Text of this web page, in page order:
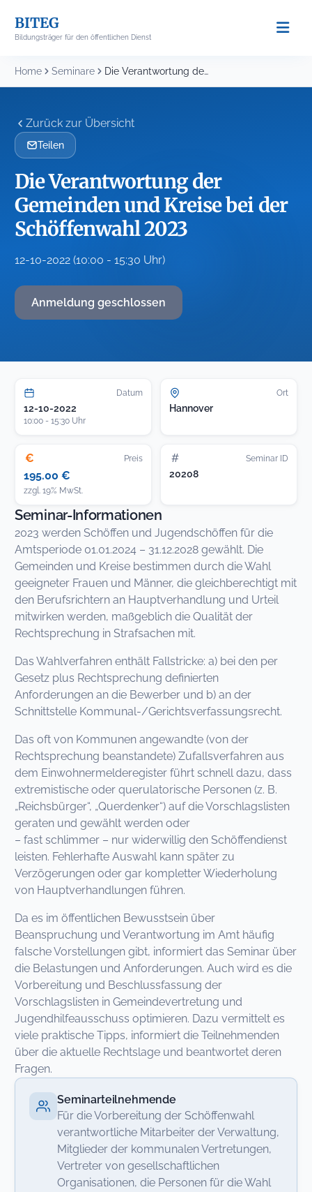
content
BITEG
Bildungsträger für den öffentlichen Dienst
Home Seminare Die Verantwortung der Gemeinden und Kreise bei der...
Zurück zur Übersicht
Teilen
Die Verantwortung der
Gemeinden und Kreise bei der
Schöffenwahl 2023
12-10-2022 (10:00 - 15:30 Uhr)
Anmeldung geschlossen
Datum
12-10-2022
10:00 - 15:30 Uhr
Ort
Hannover
€ Preis
195.00 €
zzgl. 19% MwSt.
# Seminar ID
20208
Seminar-Informationen
2023 werden Schöffen und Jugendschöffen für die
Amtsperiode 01.01.2024 – 31.12.2028 gewählt. Die
Gemeinden und Kreise bestimmen durch die Wahl
geeigneter Frauen und Männer, die gleichberechtigt mit
den Berufsrichtern an Hauptverhandlung und Urteil
mitwirken werden, maßgeblich die Qualität der
Rechtsprechung in Strafsachen mit.
Das Wahlverfahren enthält Fallstricke: a) bei den per
Gesetz plus Rechtsprechung definierten
Anforderungen an die Bewerber und b) an der
Schnittstelle Kommunal-/Gerichtsverfassungsrecht.
Das oft von Kommunen angewandte (von der
Rechtsprechung beanstandete) Zufallsverfahren aus
dem Einwohnermelderegister führt schnell dazu, dass
extremistische oder querulatorische Personen (z. B.
„Reichsbürger“, „Querdenker“) auf die Vorschlagslisten
geraten und gewählt werden oder
– fast schlimmer – nur widerwillig den Schöffendienst
leisten. Fehlerhafte Auswahl kann später zu
Verzögerungen oder gar kompletter Wiederholung
von Hauptverhandlungen führen.
Da es im öffentlichen Bewusstsein über
Beanspruchung und Verantwortung im Amt häufig
falsche Vorstellungen gibt, informiert das Seminar über
die Belastungen und Anforderungen. Auch wird es die
Vorbereitung und Beschlussfassung der
Vorschlagslisten in Gemeindevertretung und
Jugendhilfeausschuss optimieren. Dazu vermittelt es
viele praktische Tipps, informiert die Teilnehmenden
über die aktuelle Rechtslage und beantwortet deren
Fragen.
Seminarteilnehmende
Für die Vorbereitung der Schöffenwahl
verantwortliche Mitarbeiter der Verwaltung,
Mitglieder der kommunalen Vertretungen,
Vertreter von gesellschaftlichen
Organisationen, die Personen für die Wahl